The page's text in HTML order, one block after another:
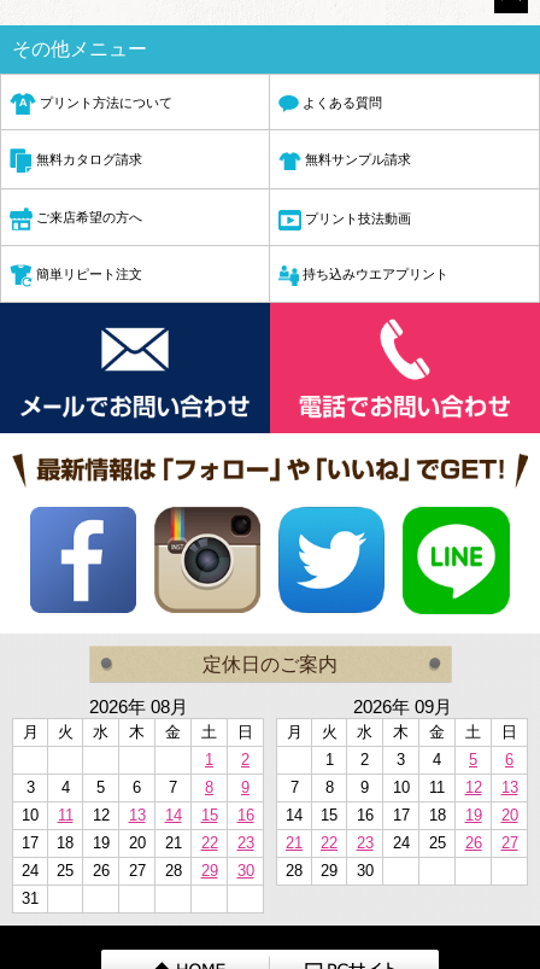
その他メニュー
プリント方法について よくある質問
無料カタログ請求 無料サンプル請求
ご来店希望の方へ プリント技法動画
簡単リピート注文 持ち込みウエアプリント
定休日のご案内
2026年 08月
月 火 水 木 金 土
日
1
2
3
4 5 6 7 8
9
10
11 12 13 14 15
16
17
18 19 20 21 22
23
24
25 26 27 28 29
30
31
2026年 09月
月 火 水 木 金 土
日
1
2 3 4 5
6
7
8 9 10 11 12
13
14
15 16 17 18 19
20
21
22 23 24 25 26
27
28
29 30